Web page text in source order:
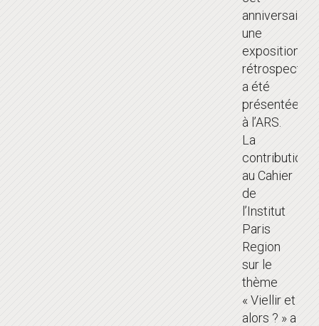
anniversaire,
une
exposition
rétrospective
a été
présentée
à l’ARS.
La
contribution
au Cahier
de
l’Institut
Paris
Region
sur le
thème
« Viellir et
alors ? » a